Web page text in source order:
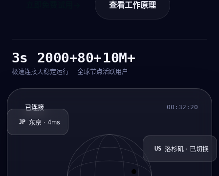
查看工作原理
3s
极速连接
2000+
天稳定运行
80+
全球节点
10M+
活跃用户
JP 东京 · 4ms
US 洛杉矶 · 已切换
已连接 00:32:21